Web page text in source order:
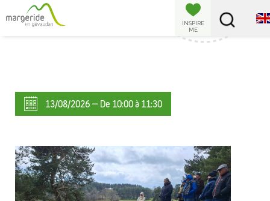
INSPIRE
ME
13/08/2026 — De 10:00 à 11:30
Cookies management panel